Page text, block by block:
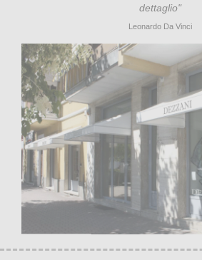
dettaglio"
Leonardo Da Vinci